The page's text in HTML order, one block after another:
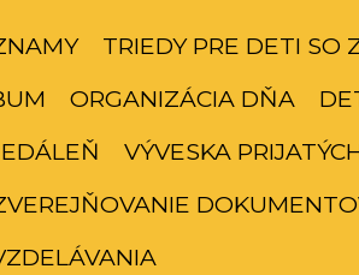
TRIEDY PRE DETI SO
ORGANIZÁCIA DŇA
VÝVESKA